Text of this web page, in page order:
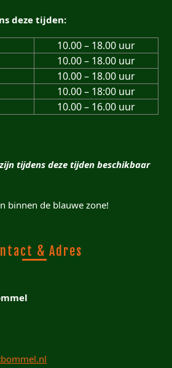
deze tijden:
10.00 – 18.00 uur
10.00 – 18.00 uur
10.00 – 18.00 uur
10.00 – 18:00 uur
10.00 – 16.00 uur
tijdens deze tijden beschikbaar
binnen de blauwe zone!
& Adres